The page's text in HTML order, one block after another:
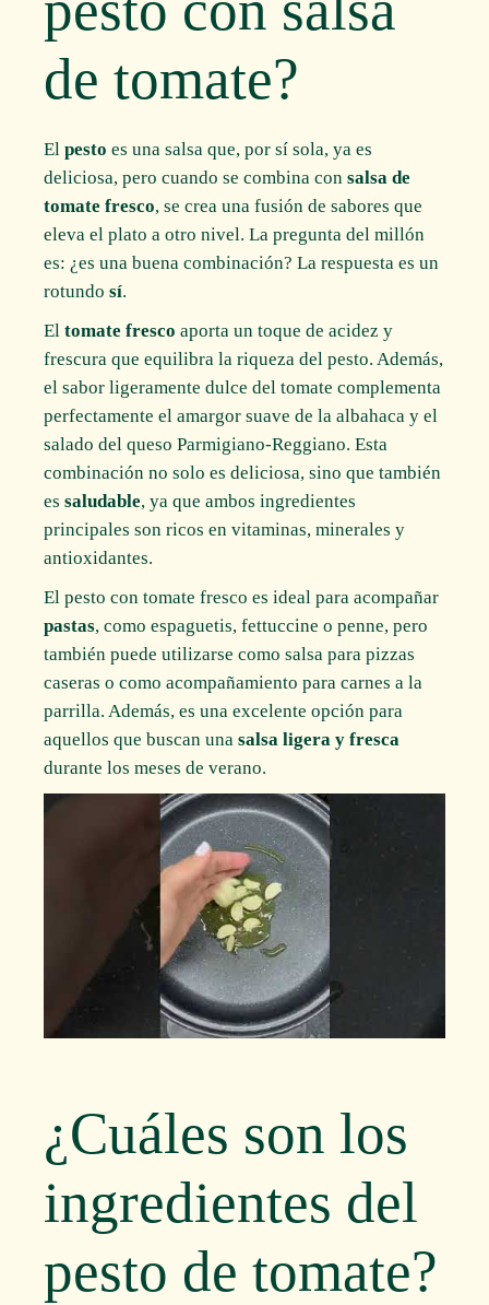
de tomate?
Elpesto es una salsa que, por sí sola, ya es
deliciosa, pero cuando se combina consalsa de
tomate fresco, se crea una fusión de sabores que
eleva el plato a otro nivel. La pregunta del millón
es: ¿es una buena combinación? La respuesta es un
rotundosí.
Eltomate fresco aporta un toque de acidez y
frescura que equilibra la riqueza del pesto. Además,
el sabor ligeramente dulce del tomate complementa
perfectamente el amargor suave de la albahaca y el
salado del queso Parmigiano-Reggiano. Esta
combinación no solo es deliciosa, sino que también
essaludable, ya que ambos ingredientes
principales son ricos en vitaminas, minerales y
antioxidantes.
El pesto con tomate fresco es ideal para acompañar
pastas, como espaguetis, fettuccine o penne, pero
también puede utilizarse como salsa para pizzas
caseras o como acompañamiento para carnes a la
parrilla. Además, es una excelente opción para
aquellos que buscan unasalsa ligera y fresca
durante los meses de verano.
¿Cuáles son los
ingredientes del
pesto de tomate?